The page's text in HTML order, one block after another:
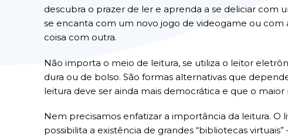
descubra o prazer de ler e aprenda a se deliciar com
se encanta com um novo jogo de videogame ou com
coisa com outra.
Não importa o meio de leitura, se utiliza o leitor
dura ou de bolso. São formas alternativas que
leitura deve ser ainda mais democrática e que o
Nem precisamos enfatizar a importância da leitura.
possibilita a existência de grandes “bibliotecas